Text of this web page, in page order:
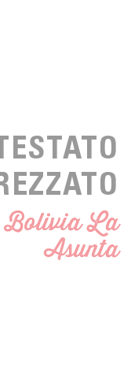
Bolivia La
Asunta